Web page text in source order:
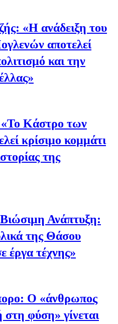
«Η ανάδειξη του
αποτελεί
και την
Κάστρο των
κρίσιμο κομμάτι
της
Ανάπτυξη:
της Θάσου
έργα τέχνης»
Ο «άνθρωπος
φύση» γίνεται